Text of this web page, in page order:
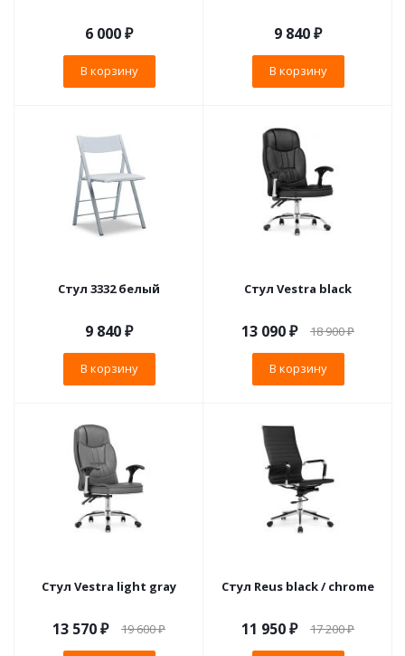
6 000₽
В корзину
9 840₽
В корзину
Стул 3332 белый
9 840₽
В корзину
Стул Vestra black
13 090₽ 18 900₽
В корзину
Стул Vestra light gray
13 570₽ 19 600₽
Стул Reus black / chrome
11 950₽ 17 200₽